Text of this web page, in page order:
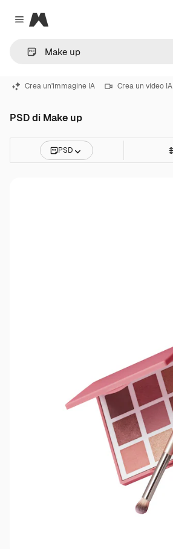
Close menu
Magnific
Crea un'immagine IA Crea un video IA
PSD di Make up
PSD